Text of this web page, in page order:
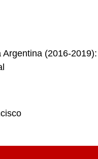
Argentina (2016-